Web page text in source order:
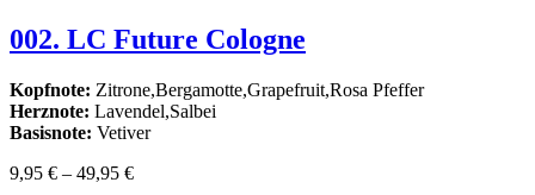
002. LC Future Cologne
Kopfnote: Zitrone,Bergamotte,Grapefruit,Rosa Pfeffer
Herznote: Lavendel,Salbei
Basisnote: Vetiver
9,95 € – 49,95 €